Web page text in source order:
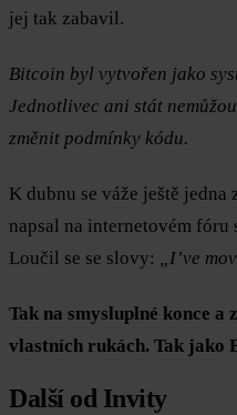
jej tak zabavil.
Bitcoin byl vytvořen jako
Jednotlivec ani stát
změnit podmínky kódu.
K dubnu se váže ještě
napsal na internetovém
Loučil se se slovy: „I’ve
Tak na smysluplné konce a
vlastních rukách. Tak jako
Další od Invity